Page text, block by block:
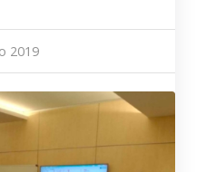
2019